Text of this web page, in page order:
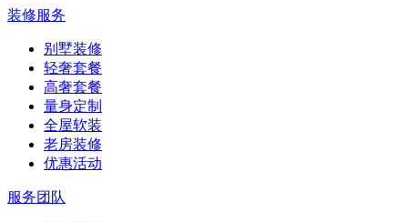
装修服务
别墅装修
轻奢套餐
高奢套餐
量身定制
全屋软装
老房装修
优惠活动
服务团队